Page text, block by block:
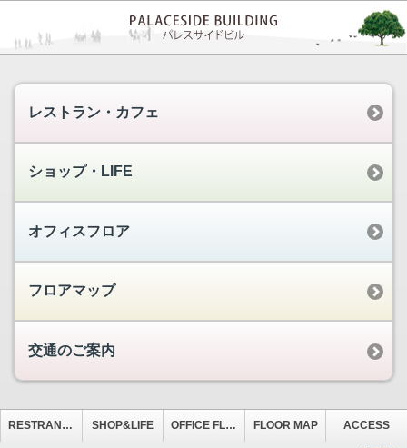
レストラン・カフェ
ショップ・LIFE
オフィスフロア
フロアマップ
交通のご案内
RESTRANT&CAFE SHOP&LIFE OFFICE FLOOR FLOOR MAP ACCESS